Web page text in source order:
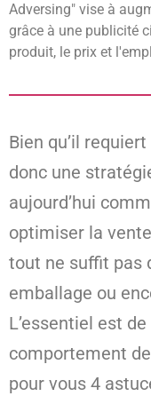
Adversing" vise à
grâce à une publicité
produit, le prix et
Bien qu’il
donc une
aujourd’hui
optimiser la
tout ne suffit pas
emballage ou
L’essentiel est
comportement
pour vous 4